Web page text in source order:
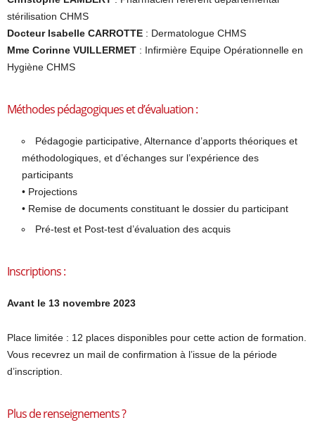
stérilisation CHMS
Docteur Isabelle CARROTTE : Dermatologue CHMS
Mme Corinne VUILLERMET : Infirmière Equipe Opérationnelle en
Hygiène CHMS
Méthodes pédagogiques et d’évaluation :
Pédagogie participative, Alternance d’apports théoriques et
méthodologiques, et d’échanges sur l’expérience des
participants
• Projections
• Remise de documents constituant le dossier du participant
Pré-test et Post-test d’évaluation des acquis
Inscriptions :
Avant le 13 novembre 2023
Place limitée : 12 places disponibles pour cette action de formation.
Vous recevrez un mail de confirmation à l’issue de la période
d’inscription.
Plus de renseignements ?